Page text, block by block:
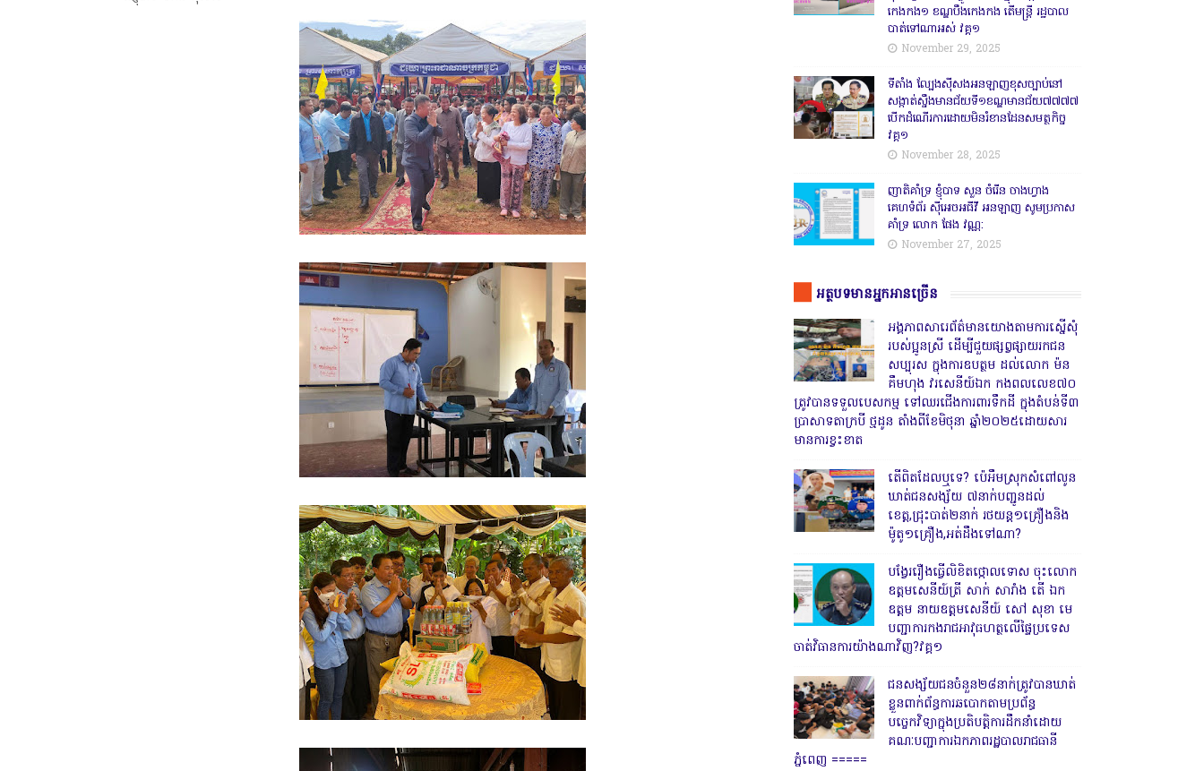
កេងកង១ ខណ្ឌបឹងកេងកង តើមន្ត្រី រដ្ឋបាល
បាត់ទៅណាអស់ វគ្គ១
November 29, 2025
ទីតាំង ល្បែងស៊ីសងអនឡាញខុសច្បាប់នៅ
សង្កាត់សឹ្ចងមានជ័យទី១ខណ្ឌមានជ័យ៧៧៧៧
បើកដំណើរការដោយមិនរំខានដែនសមត្ថកិច្ច
វគ្គ១
November 28, 2025
ញាតិគាំទ្រ ខ្ញុំបាទ សួន ចំរើន ចាងហ្វាង
គេហទំព័រ ស៊ីអេចអធីវី អនឡាញ សូមប្រកាស
គាំទ្រ លោក ផែង វណ្ណ:
November 27, 2025
អត្ថបទមានអ្នកអានច្រើន
អង្គភាពសារេព័ត៌មានយោងតាមការស្នើសុំ
របស់ប្អូនស្រី ដើម្បីជួយផ្សព្វផ្សាយរកជន
សប្បុរស ក្នុងការឧបត្ថម ដល់លោក ម៉ន
គឹមហុង វរសេនីយ៍ឯក កងពលលេខ៧០
ត្រូវបានទទួលបេសកម្ម ទៅឈរជើងការពារទឹកដី ក្នុងតំបន់ទី៣
ប្រាសាទតាក្របី ថ្មដូន តាំងពីខែមិថុនា ឆ្នាំ២០២៥ដោយសារ
មានការខ្វះខាត
តើពិតដែលឬទេ? ប៉េអឹមស្រុកសំពៅលូន
ឃាត់ជនសង្ស័យ ៧នាក់បញ្ជូនដល់
ខេត្ត,ជ្រុះបាត់២នាក់ រថយន្ត១គ្រឿងនិង
ម៉ូតូ១គ្រឿង,អត់ដឹងទៅណា?
បង្វែររឿងធ្វើលិខិតថ្កោលទោស ចុះលោក
ឧត្តមសេនីយ៍ត្រី សាក់ សារាំង តើ ឯក
ឧត្តម នាយឧត្តមសេនីយ៍ សៅ សុខា មេ
បញ្ជាការកងរាជអាវុធហត្ថលើផ្ទៃប្រទេស
ចាត់វិធានការយ៉ាងណាវិញ?វគ្គ១
ជនសង្ស័យជនចំនួន២៨នាក់ត្រូវបានឃាត់
ខ្លួនពាក់ព័ន្ធការឆបោកតាមប្រព័ន្ធ
បច្ចេកវិទ្យាក្នុងប្រតិបត្តិការដឹកនាំដោយ
គណៈបញ្ជាការឯកភាពរដ្ឋបាលរាជធានី
ភ្នំពេញ ‎=====